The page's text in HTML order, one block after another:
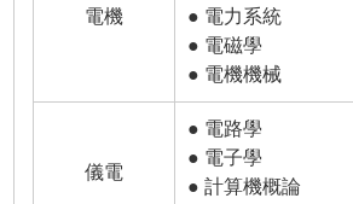
電機
● 電力系統
● 電磁學
● 電機機械
儀電
● 電路學
● 電子學
● 計算機概論